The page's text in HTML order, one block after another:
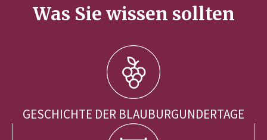
Was Sie wissen sollten
GESCHICHTE DER BLAUBURGUNDERTAGE